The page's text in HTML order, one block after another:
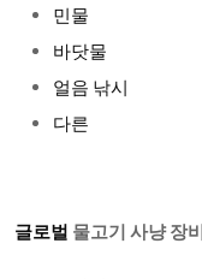
민물
바닷물
얼음 낚시
다른
글로벌 물고기 사냥 장비